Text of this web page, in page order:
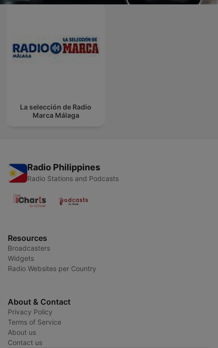
La selección de Radio
Marca Málaga
Radio Philippines
Radio Stations and Podcasts
Resources
Broadcasters
Widgets
Radio Websites per Country
About & Contact
Privacy Policy
Terms of Service
About us
Contact us